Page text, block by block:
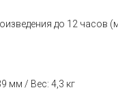
до 12 часов
мм / Вес: 4,3 кг